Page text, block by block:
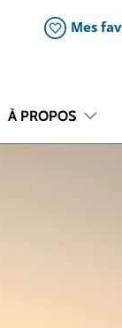
Mes
À PROPOS